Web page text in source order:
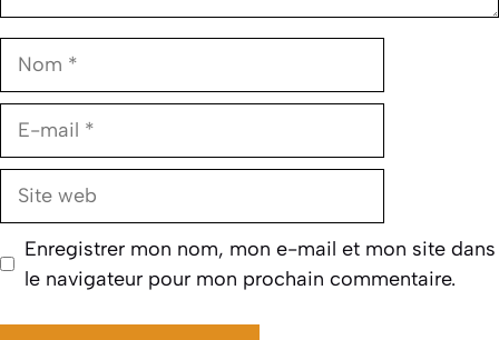
Nom
E-
Site
Enregistrer mon nom, mon e-mail et mon site dans
le navigateur pour mon prochain commentaire.